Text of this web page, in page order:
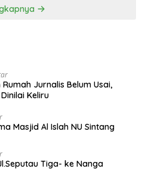
Jurnalis Belum Usai,
Keliru
Masjid Al Islah NU Sintang
Tiga- ke Nanga